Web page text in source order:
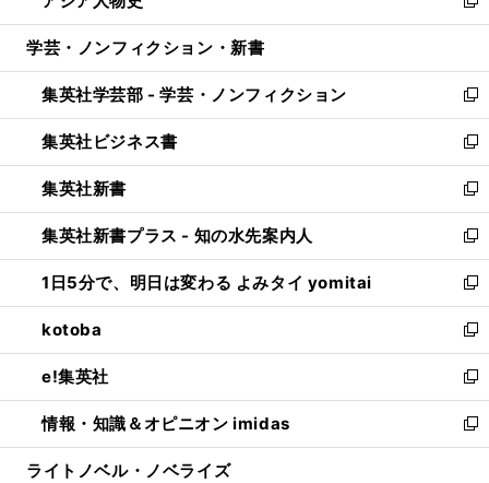
開
ウ
開
く
ン
ウ
で
開
く
い
ウ
ン
ド
ウ
で
開
く
新
し
ウ
ィ
ン
ド
ウ
で
開
く
学芸・ノンフィクション・新書
集英社学芸部 - 学芸・ノンフィクション
新
し
い
ウ
ィ
ン
ド
ウ
で
開
く
集英社ビジネス書
新
し
い
ウ
ィ
ン
ド
ウ
で
開
く
集英社新書
新
し
い
ウ
ィ
ン
ド
ウ
で
開
く
集英社新書プラス - 知の水先案内人
新
し
い
ウ
ィ
ン
ド
ウ
で
開
1日5分で、明日は変わる よみタイ yomitai
新
し
い
ウ
ィ
ン
ド
ウ
kotoba
新
し
い
ウ
ィ
ン
e!集英社
新
し
い
ウ
情報・知識＆オピニオン imidas
新
し
ライトノベル・ノベライズ